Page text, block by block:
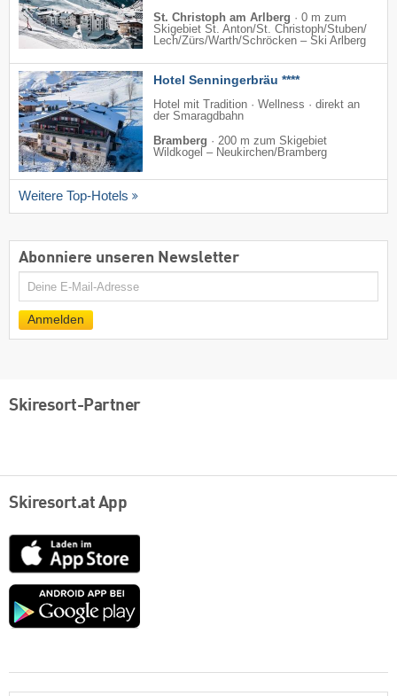
St. Christoph am Arlberg · 0 m zum
Skigebiet St. Anton/​St. Christoph/​Stuben/​
Lech/​Zürs/​Warth/​Schröcken – Ski Arlberg
Hotel Senningerbräu ****
Hotel mit Tradition · Wellness · direkt an
der Smaragdbahn
Bramberg · 200 m zum Skigebiet
Wildkogel – Neukirchen/​Bramberg
Weitere Top-Hotels
Abonniere unseren Newsletter
E-
Anmelden
Skiresort-Partner
Skiresort.at App
App
Store
Google